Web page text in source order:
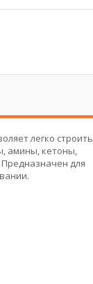
легко строить
амины, кетоны,
Предназначен для